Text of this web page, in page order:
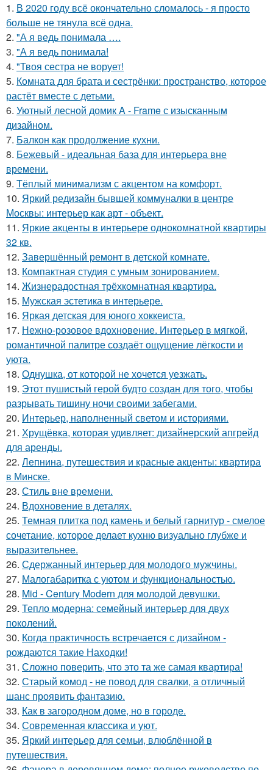
1. В 2020 году всё окончательно сломалось - я просто
больше не тянула всё одна.
2. "А я ведь понимала ….
3. "А я ведь понимала!
4. "Твоя сестра не ворует!
5. Комната для брата и сестрёнки: пространство, которое
растёт вместе с детьми.
6. Уютный лесной домик A - Frame с изысканным
дизайном.
7. Балкон как продолжение кухни.
8. Бежевый - идеальная база для интерьера вне
времени.
9. Тёплый минимализм с акцентом на комфорт.
10. Яркий редизайн бывшей коммуналки в центре
Москвы: интерьер как арт - объект.
11. Яркие акценты в интерьере однокомнатной квартиры
32 кв.
12. Завершённый ремонт в детской комнате.
13. Компактная студия с умным зонированием.
14. Жизнерадостная трёхкомнатная квартира.
15. Мужская эстетика в интерьере.
16. Яркая детская для юного хоккеиста.
17. Нежно-розовое вдохновение. Интерьер в мягкой,
романтичной палитре создаёт ощущение лёгкости и
уюта.
18. Однушка, от которой не хочется уезжать.
19. Этот пушистый герой будто создан для того, чтобы
разрывать тишину ночи своими забегами.
20. Интерьер, наполненный светом и историями.
21. Хрущёвка, которая удивляет: дизайнерский апгрейд
для аренды.
22. Лепнина, путешествия и красные акценты: квартира
в Минске.
23. Стиль вне времени.
24. Вдохновение в деталях.
25. Темная плитка под камень и белый гарнитур - смелое
сочетание, которое делает кухню визуально глубже и
выразительнее.
26. Сдержанный интерьер для молодого мужчины.
27. Малогабаритка с уютом и функциональностью.
28. Mid - Century Modern для молодой девушки.
29. Тепло модерна: семейный интерьер для двух
поколений.
30. Когда практичность встречается с дизайном -
рождаются такие Находки!
31. Сложно поверить, что это та же самая квартира!
32. Старый комод - не повод для свалки, а отличный
шанс проявить фантазию.
33. Как в загородном доме, но в городе.
34. Современная классика и уют.
35. Яркий интерьер для семьи, влюблённой в
путешествия.